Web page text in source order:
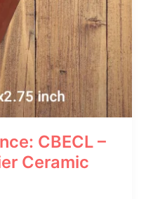
CBECL –
Ceramic